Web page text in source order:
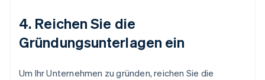
4. Reichen Sie die
Gründungsunterlagen ein
Um Ihr Unternehmen zu gründen, reichen Sie die